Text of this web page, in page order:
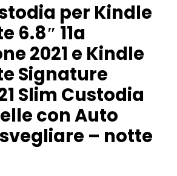
per Kindle
6.8″ 11a
2021 e Kindle
Signature
Slim Custodia
con Auto
– notte